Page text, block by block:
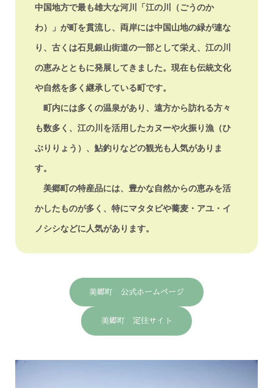
中国地方で最も雄大な河川「江の川（ごうのか
わ）」が町を貫流し、両岸には中国山地の緑が連な
り、古くは石見銀山街道の一部として栄え、江の川
の恵みとともに発展してきました。現在も伝統文化
や自然を多く継承している町です。
町内には多くの温泉があり、遠方から訪れる方々
も数多く、江の川を活用したカヌーや火振り漁（ひ
ぶりりょう）、鮎釣りなどの観光も人気がありま
す。
美郷町の特産品には、豊かな自然からの恵みを活
かしたものが多く、特にマタタビや蕎麦・アユ・イ
ノシシなどに人気があります。
美郷町 公式ホームページ
美郷町 定住サイト